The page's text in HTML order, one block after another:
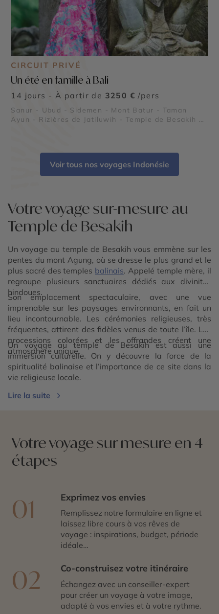
CIRCUIT PRIVÉ
Un été en famille à Bali
14 jours - À partir de 3250 € /pers
Sanur - Ubud - Sidemen - Mont Batur - Taman
Ayun - Rizières de Jatiluwih - Temple de Besakih -
Voir tous nos voyages Indonésie
Votre voyage sur-mesure au
Temple de Besakih
Un voyage au temple de Besakih vous emmène sur les
pentes du mont Agung, où se dresse le plus grand et le
plus sacré des temples balinais. Appelé temple mère, il
regroupe plusieurs sanctuaires dédiés aux divinités
hindoues.
Son emplacement spectaculaire, avec une vue
imprenable sur les paysages environnants, en fait un
lieu incontournable. Les cérémonies religieuses, très
fréquentes, attirent des fidèles venus de toute l’île. Les
processions colorées et les offrandes créent une
atmosphère unique.
Un voyage au temple de Besakih est aussi une
immersion culturelle. On y découvre la force de la
spiritualité balinaise et l’importance de ce site dans la
vie religieuse locale.
Lire la suite
Votre voyage sur mesure en 4
étapes
01 Exprimez vos envies
Remplissez notre formulaire en ligne et
laissez libre cours à vos rêves de
voyage : inspirations, budget, période
idéale…
02 Co-construisez votre itinéraire
Échangez avec un conseiller-expert
pour créer un voyage à votre image,
adapté à vos envies et à votre rythme.